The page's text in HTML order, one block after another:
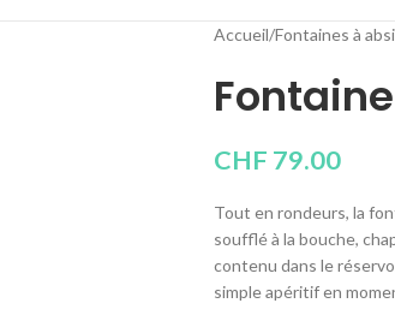
Accueil/Fontaines à
CHF 79.00
Tout en rondeurs, la
soufflé à la bouche,
contenu dans le
simple apéritif en